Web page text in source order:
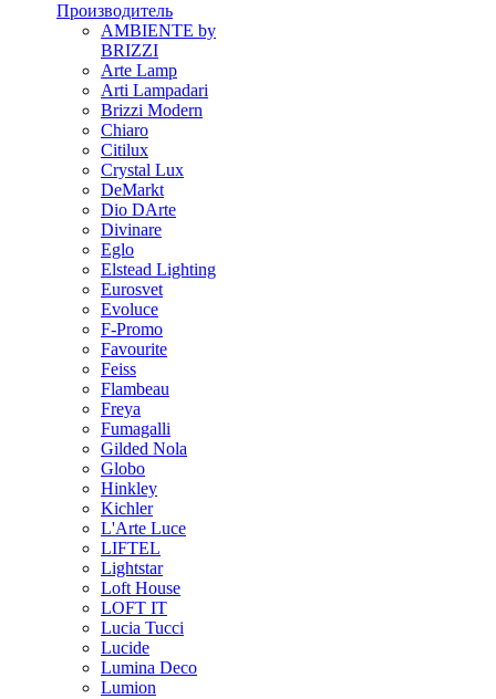
Производитель
AMBIENTE by
BRIZZI
Arte Lamp
Arti Lampadari
Brizzi Modern
Chiaro
Citilux
Crystal Lux
DeMarkt
Dio DArte
Divinare
Eglo
Elstead Lighting
Eurosvet
Evoluce
F-Promo
Favourite
Feiss
Flambeau
Freya
Fumagalli
Gilded Nola
Globo
Hinkley
Kichler
L'Arte Luce
LIFTEL
Lightstar
Loft House
LOFT IT
Lucia Tucci
Lucide
Lumina Deco
Lumion